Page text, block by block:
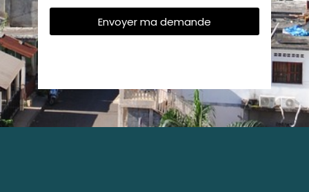
Envoyer ma demande